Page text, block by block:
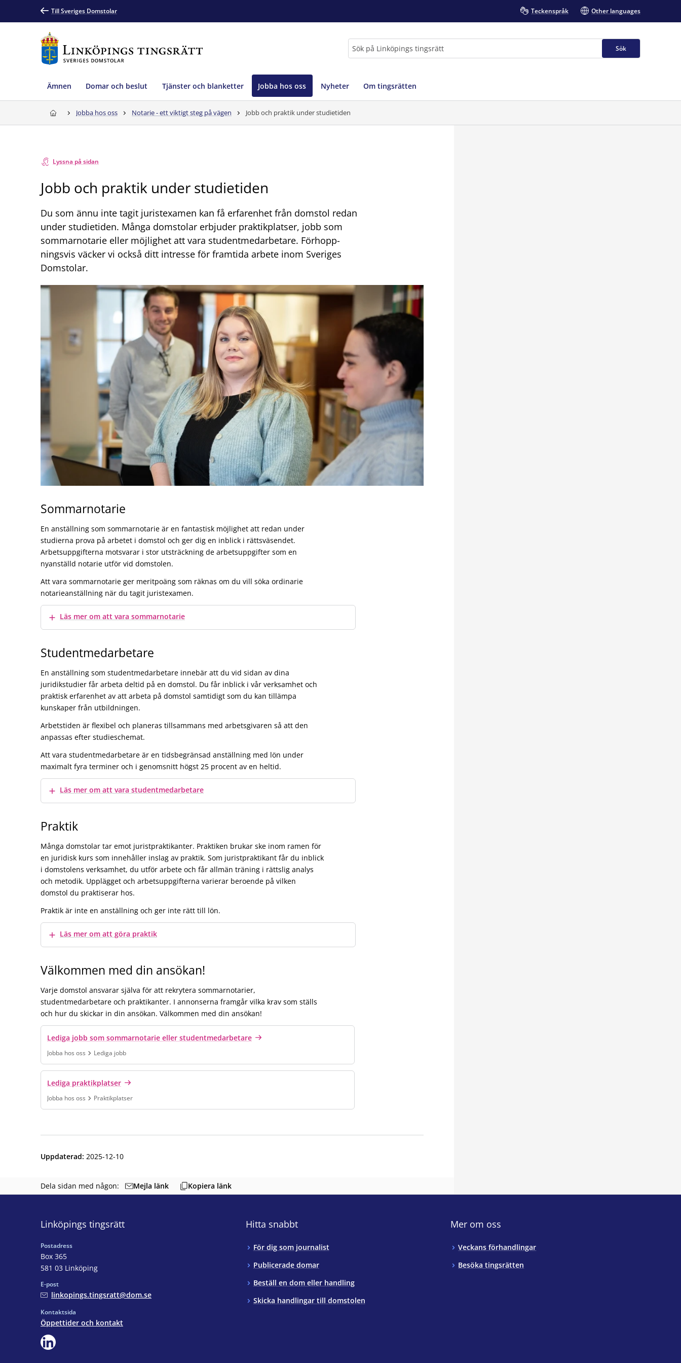
Till Sveriges Domstolar Teckenspråk Other languages
Sök
Ämnen Domar och beslut Tjänster och blanketter Jobba hos oss Nyheter Om tingsrätten
Jobba hos oss Notarie - ett viktigt steg på vägen Jobb och praktik under studietiden
Lyssna på sidan
Jobb och praktik under studietiden
Du som ännu inte tagit juristexamen kan få erfarenhet från domstol redan
under studietiden. Många domstolar erbjuder praktikplatser, jobb som
sommarnotarie eller möjlighet att vara studentmedarbetare. Förhopp-
ningsvis väcker vi också ditt intresse för framtida arbete inom Sveriges
Domstolar.
Sommarnotarie
En anställning som sommarnotarie är en fantastisk möjlighet att redan under
studierna prova på arbetet i domstol och ger dig en inblick i rättsväsendet.
Arbetsuppgifterna motsvarar i stor utsträckning de arbetsuppgifter som en
nyanställd notarie utför vid domstolen.
Att vara sommarnotarie ger meritpoäng som räknas om du vill söka ordinarie
notarieanställning när du tagit juristexamen.
Visa merLäs mer om att vara sommarnotarie
Studentmedarbetare
En anställning som studentmedarbetare innebär att du vid sidan av dina
juridikstudier får arbeta deltid på en domstol. Du får inblick i vår verksamhet och
praktisk erfarenhet av att arbeta på domstol samtidigt som du kan tillämpa
kunskaper från utbildningen.
Arbetstiden är flexibel och planeras tillsammans med arbetsgivaren så att den
anpassas efter studieschemat.
Att vara studentmedarbetare är en tidsbegränsad anställning med lön under
maximalt fyra terminer och i genomsnitt högst 25 procent av en heltid.
Visa merLäs mer om att vara studentmedarbetare
Praktik
Många domstolar tar emot juristpraktikanter. Praktiken brukar ske inom ramen för
en juridisk kurs som innehåller inslag av praktik. Som juristpraktikant får du inblick
i domstolens verksamhet, du utför arbete och får allmän träning i rättslig analys
och metodik. Upplägget och arbetsuppgifterna varierar beroende på vilken
domstol du praktiserar hos.
Praktik är inte en anställning och ger inte rätt till lön.
Visa merLäs mer om att göra praktik
Välkommen med din ansökan!
Varje domstol ansvarar själva för att rekrytera sommarnotarier,
studentmedarbetare och praktikanter. I annonserna framgår vilka krav som ställs
och hur du skickar in din ansökan. Välkommen med din ansökan!
Lediga jobb som sommarnotarie eller studentmedarbetare
Jobba hos oss
Lediga jobb
Finns under:Jobba hos oss, Lediga jobb.
Lediga praktikplatser
Jobba hos oss
Praktikplatser
Finns under:Jobba hos oss, Praktikplatser.
Uppdaterad: 2025-12-10
Dela sidan med någon: Mejla länk Kopiera länk
Linköpings tingsrätt
Postadress
Box 365
581 03 Linköping
E-post
linkopings.tingsratt@dom.se
Kontaktsida
Öppettider och kontakt
Hitta snabbt
För dig som journalist
Publicerade domar
Beställ en dom eller handling
Skicka handlingar till domstolen
Mer om oss
Veckans förhandlingar
Besöka tingsrätten